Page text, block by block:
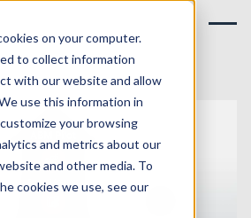
on your computer.
to collect information
with our website and allow
use this information in
your browsing
and metrics about our
and other media. To
cookies we use, see our